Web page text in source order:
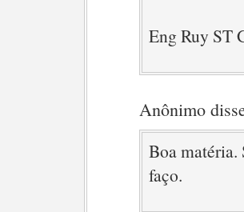
Eng Ruy ST
Anônimo
Boa
faço.